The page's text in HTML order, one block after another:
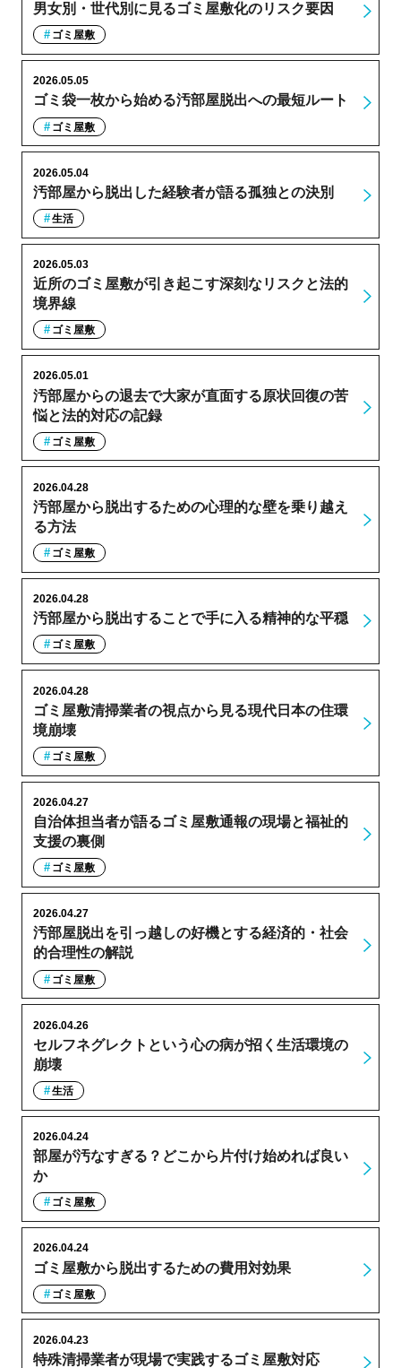
男女別・世代別に見るゴミ屋敷化のリスク要因
ゴミ屋敷
ゴミ袋一枚から始める汚部屋脱出への最短ルート
2026.05.05
ゴミ屋敷
汚部屋から脱出した経験者が語る孤独との決別
2026.05.04
生活
近所のゴミ屋敷が引き起こす深刻なリスクと法的
境界線
2026.05.03
ゴミ屋敷
汚部屋からの退去で大家が直面する原状回復の苦
悩と法的対応の記録
2026.05.01
ゴミ屋敷
汚部屋から脱出するための心理的な壁を乗り越え
る方法
2026.04.28
ゴミ屋敷
汚部屋から脱出することで手に入る精神的な平穏
2026.04.28
ゴミ屋敷
ゴミ屋敷清掃業者の視点から見る現代日本の住環
境崩壊
2026.04.28
ゴミ屋敷
自治体担当者が語るゴミ屋敷通報の現場と福祉的
支援の裏側
2026.04.27
ゴミ屋敷
汚部屋脱出を引っ越しの好機とする経済的・社会
的合理性の解説
2026.04.27
ゴミ屋敷
セルフネグレクトという心の病が招く生活環境の
崩壊
2026.04.26
生活
部屋が汚なすぎる？どこから片付け始めれば良い
か
2026.04.24
ゴミ屋敷
ゴミ屋敷から脱出するための費用対効果
2026.04.24
ゴミ屋敷
特殊清掃業者が現場で実践するゴミ屋敷対応
2026.04.23